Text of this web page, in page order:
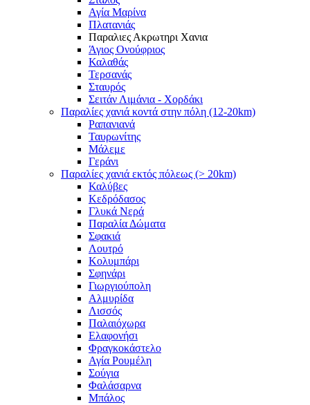
Αγία Μαρίνα
Πλατανιάς
Παραλιες Ακρωτηρι Χανια
Άγιος Ονούφριος
Καλαθάς
Τερσανάς
Σταυρός
Σειτάν Λιμάνια - Χορδάκι
Παραλίες χανιά κοντά στην πόλη (12-20km)
Ραπανιανά
Ταυρωνίτης
Μάλεμε
Γεράνι
Παραλίες χανιά εκτός πόλεως (> 20km)
Καλύβες
Κεδρόδασος
Γλυκά Νερά
Παραλία Δώματα
Σφακιά
Λουτρό
Κολυμπάρι
Σφηνάρι
Γιωργιούπολη
Αλμυρίδα
Λισσός
Παλαιόχωρα
Ελαφονήσι
Φραγκοκάστελο
Αγία Ρουμέλη
Σούγια
Φαλάσαρνα
Μπάλος